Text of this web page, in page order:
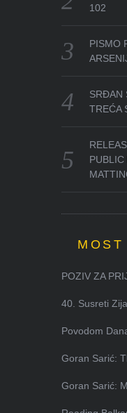
102
PISMO
SRĐAN
TREĆA
POZIV ZA
40. Susreti
Povodom
Goran Sarić:
Goran Sarić: